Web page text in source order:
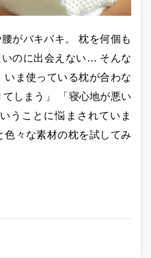
がバキバキ。 枕を何個も
のに出会えない… そんな
ま使っている枕が合わな
しまう」 「寝心地が悪い
うことに悩まされていま
々な素材の枕を試してみ